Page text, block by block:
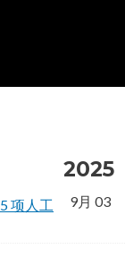
2025
项人工
9月 03